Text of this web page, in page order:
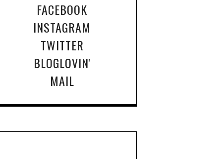
FACEBOOK
INSTAGRAM
TWITTER
BLOGLOVIN'
MAIL